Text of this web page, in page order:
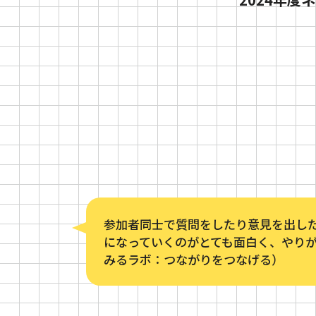
参加者同士で質問をしたり意見を出し
になっていくのがとても面白く、やり
みるラボ：つながりをつなげる）